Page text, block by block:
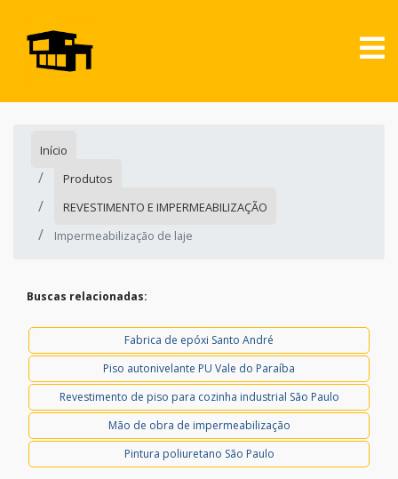
Início
Produtos
REVESTIMENTO E IMPERMEABILIZAÇÃO
Impermeabilização de laje
Buscas relacionadas:
Fabrica de epóxi Santo André
Piso autonivelante PU Vale do Paraíba
Revestimento de piso para cozinha industrial São Paulo
Mão de obra de impermeabilização
Pintura poliuretano São Paulo